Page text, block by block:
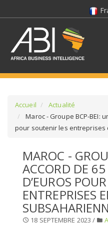
SÉLECTIONNEZ UN DOSSIER
SELECTIONNEZ UNE SECTION
SÉLECTIONNEZ UNE
Accueil
Actualité
Maroc - Groupe BCP-BEI:
pour soutenir les
MAROC -
ACCORD DE
D’EUROS
ENTREPRISES
18 SEPTEMBRE 2023 /